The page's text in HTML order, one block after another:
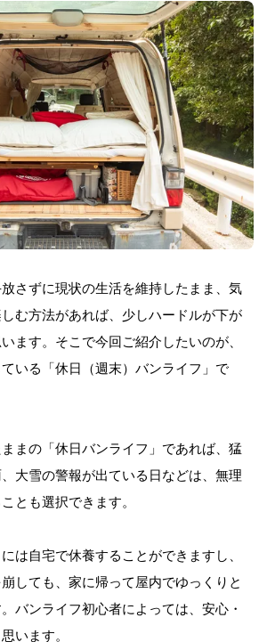
さずに現状の生活を維持したまま、気
む方法があれば、少しハードルが下が
ます。 そこで今回ご紹介したいのが、
いる「休日（週末）バンライフ」で
まの「休日バンライフ」であれば、猛
大雪の警報が出ている日などは、無理
とも選択できます。
は自宅で休養することができますし、
しても、家に帰って屋内でゆっくりと
バンライフ初心者によっては、安心・
います。